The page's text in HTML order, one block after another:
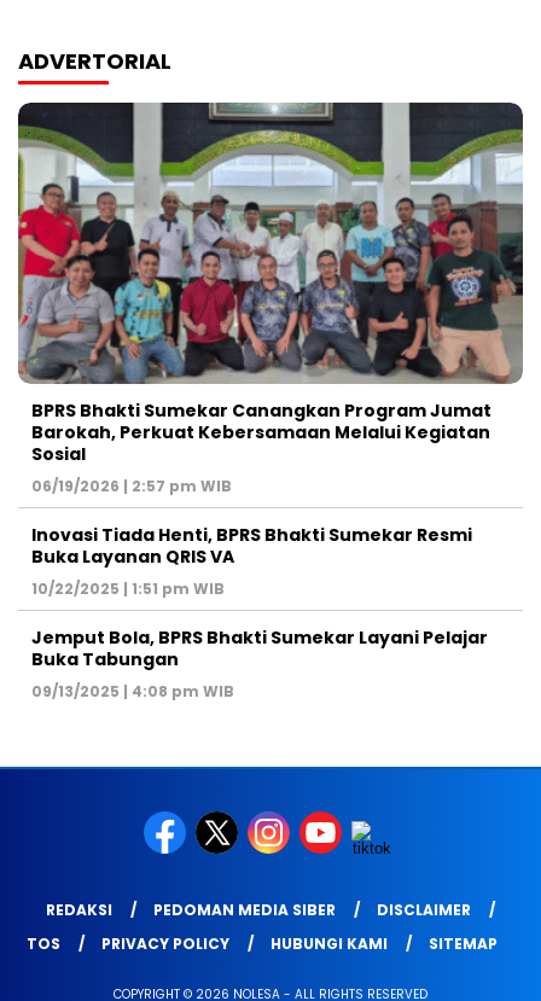
ADVERTORIAL
BPRS Bhakti Sumekar Canangkan Program Jumat
Barokah, Perkuat Kebersamaan Melalui Kegiatan
Sosial
06/19/2026 | 2:57 pm WIB
Inovasi Tiada Henti, BPRS Bhakti Sumekar Resmi
Buka Layanan QRIS VA
10/22/2025 | 1:51 pm WIB
Jemput Bola, BPRS Bhakti Sumekar Layani Pelajar
Buka Tabungan
09/13/2025 | 4:08 pm WIB
REDAKSI PEDOMAN MEDIA SIBER
DISCLAIMER
TOS
PRIVACY POLICY HUBUNGI KAMI SITEMAP
COPYRIGHT © 2026 NOLESA - ALL RIGHTS RESERVED